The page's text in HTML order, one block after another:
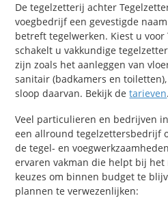
De tegelzetterij achter
voegbedrijf een gevestigde
betreft tegelwerken. Kiest u voor
schakelt u vakkundige
zijn zoals het aanleggen van
sanitair (badkamers en
sloop daarvan. Bekijk detarieven.
Veel particulieren en bedrijven
een allround tegelzettersbedrijf
de tegel- en
ervaren vakman die helpt bij het
keuzes om binnen budget te
plannen te verwezenlijken: